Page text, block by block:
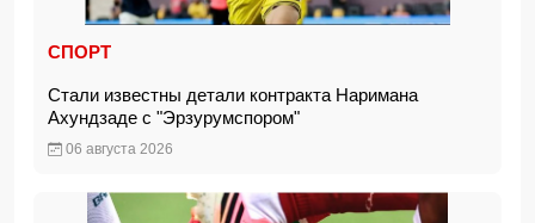
СПОРТ
Стали известны детали контракта Наримана
Ахундзаде с "Эрзурумспором"
06 августа 2026